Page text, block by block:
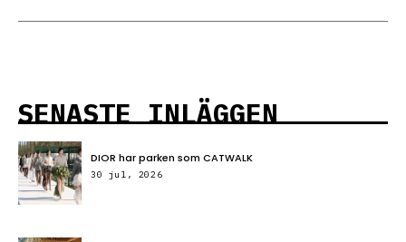
SENASTE INLÄGGEN
DIOR har parken som CATWALK
30 jul, 2026